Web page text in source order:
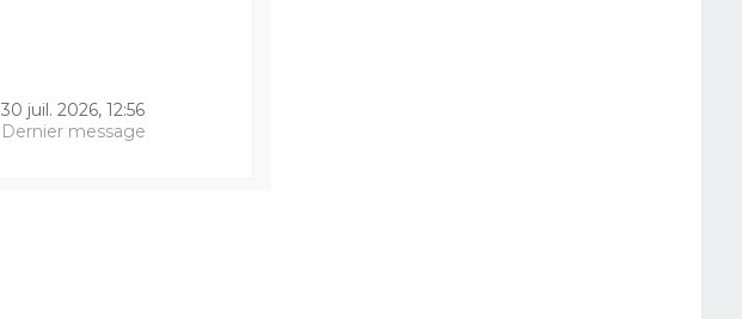
30 juil. 2026, 12:56
Dernier message